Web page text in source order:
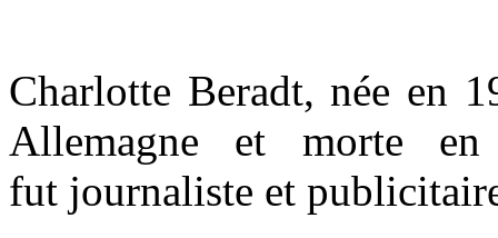
Charlotte Beradt, née en
Allemagne et morte
fut journaliste et